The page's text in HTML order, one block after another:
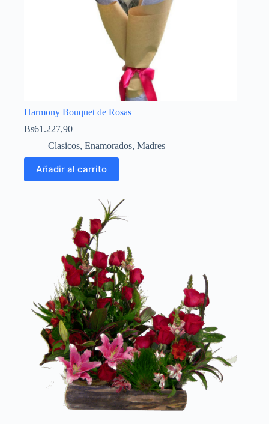
Harmony Bouquet de Rosas
Bs61.227,90
Clasicos, Enamorados, Madres
Añadir al carrito